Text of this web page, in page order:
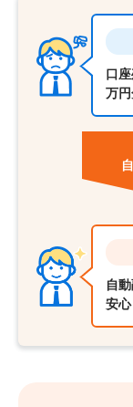
口
万
自
安心